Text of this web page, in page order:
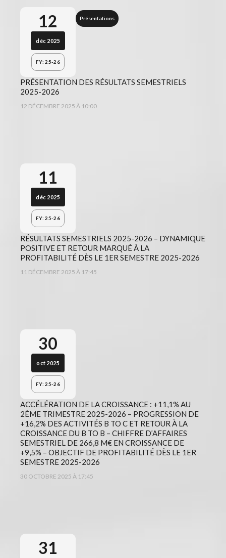
12
déc 2025
FY: 25-26
Présentations
PRÉSENTATION DES RÉSULTATS SEMESTRIELS
2025-2026
12 DÉCEMBRE 2025 À 10:00
11
déc 2025
FY: 25-26
RÉSULTATS SEMESTRIELS 2025-2026 – DYNAMIQUE
POSITIVE ET RETOUR MARQUÉ À LA
PROFITABILITÉ DÈS LE 1ER SEMESTRE 2025-2026
11 DÉCEMBRE 2025 À 17:45
30
oct 2025
FY: 25-26
ACCÉLÉRATION DE LA CROISSANCE : +11,1% AU
2ÈME TRIMESTRE 2025-2026 – PROGRESSION DE
+16,2% DES ACTIVITÉS B TO C ET RETOUR À LA
CROISSANCE DU B TO B – CHIFFRE D’AFFAIRES
SEMESTRIEL DE 266,8 M€ EN CROISSANCE DE
+9,5% – OBJECTIF DE PROFITABILITÉ DÈS LE 1ER
SEMESTRE 2025-2026
30 OCTOBRE 2025 À 17:45
31